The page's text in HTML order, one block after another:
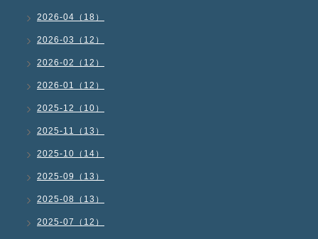
2026-04（18）
2026-03（12）
2026-02（12）
2026-01（12）
2025-12（10）
2025-11（13）
2025-10（14）
2025-09（13）
2025-08（13）
2025-07（12）